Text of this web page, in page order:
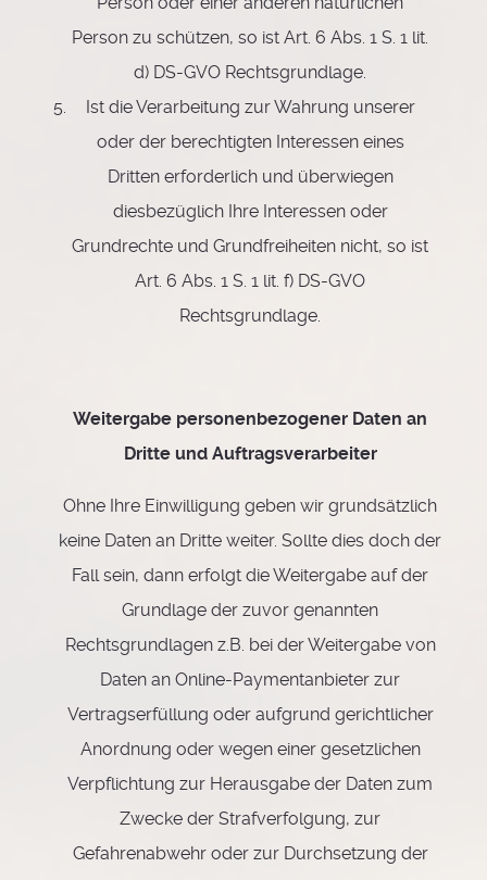
Person zu schützen, so ist Art. 6 Abs. 1 S. 1 lit.
d) DS-GVO Rechtsgrundlage.
Ist die Verarbeitung zur Wahrung unserer
oder der berechtigten Interessen eines
Dritten erforderlich und überwiegen
diesbezüglich Ihre Interessen oder
Grundrechte und Grundfreiheiten nicht, so ist
Art. 6 Abs. 1 S. 1 lit. f) DS-GVO
Rechtsgrundlage.
Weitergabe personenbezogener Daten an
Dritte und Auftragsverarbeiter
Ohne Ihre Einwilligung geben wir grundsätzlich
keine Daten an Dritte weiter. Sollte dies doch der
Fall sein, dann erfolgt die Weitergabe auf der
Grundlage der zuvor genannten
Rechtsgrundlagen z.B. bei der Weitergabe von
Daten an Online-Paymentanbieter zur
Vertragserfüllung oder aufgrund gerichtlicher
Anordnung oder wegen einer gesetzlichen
Verpflichtung zur Herausgabe der Daten zum
Zwecke der Strafverfolgung, zur
Gefahrenabwehr oder zur Durchsetzung der